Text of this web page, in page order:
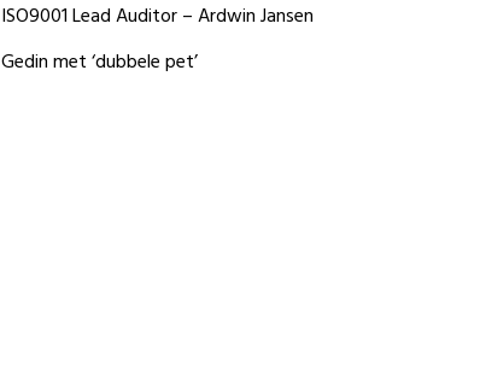
ISO9001 Lead Auditor – Ardwin Jansen
Gedin met ‘dubbele pet’